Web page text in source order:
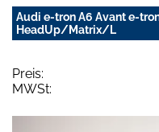
Audi e-tron A6 Avant e-
HeadUp/Matrix/L
Preis:
MWSt: